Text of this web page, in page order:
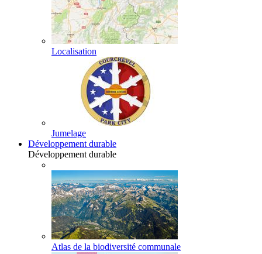
Localisation
Jumelage
Développement durable
Développement durable
Atlas de la biodiversité communale